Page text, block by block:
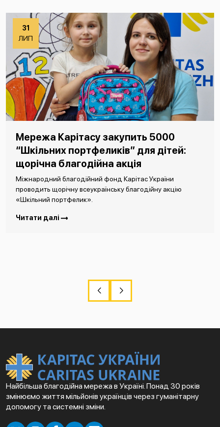
31
ЛИП
Мережа Карітасу закупить 5000
“Шкільних портфеликів” для дітей:
щорічна благодійна акція
Міжнародний благодійний фонд Карітас України
проводить щорічну всеукраїнську благодійну акцію
«Шкільний портфелик».
Читати далі
Найбільша благодійна мережа в Україні. Понад 30 років
змінюємо життя мільйонів українців через гуманітарну
допомогу та системні зміни.